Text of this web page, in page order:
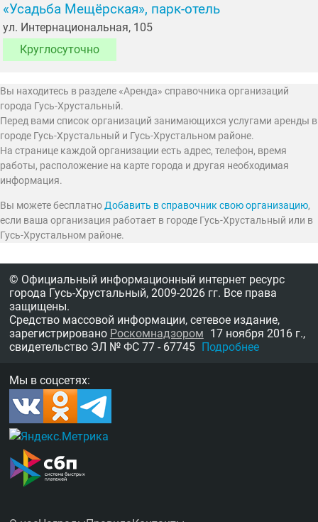
«Усадьба Мещёрская», парк-отель
ул. Интернациональная, 105
Круглосуточно
Вы находитесь в разделе «Аренда» справочника организаций
города Гусь-Хрустальный.
Перед вами список организаций занимающихся услугами аренды в
городе Гусь-Хрустальный и Гусь-Хрустальном районе.
На странице каждой организации есть адрес, телефон, время
работы, расположение на карте города и другая необходимая
информация.
Вы можете бесплатноДобавить в справочник свою организацию,
если ваша организация работает в городе Гусь-Хрустальный или в
Гусь-Хрустальном районе.
© Официальный информационный интернет ресурс
города Гусь-Хрустальный, 2009-2026 гг. Все права
защищены.
Средство массовой информации, сетевое издание,
зарегистрировано Роскомнадзором 17 ноября 2016 г.,
свидетельство ЭЛ № ФС 77 - 67745 Подробнее
Мы в соцсетях: